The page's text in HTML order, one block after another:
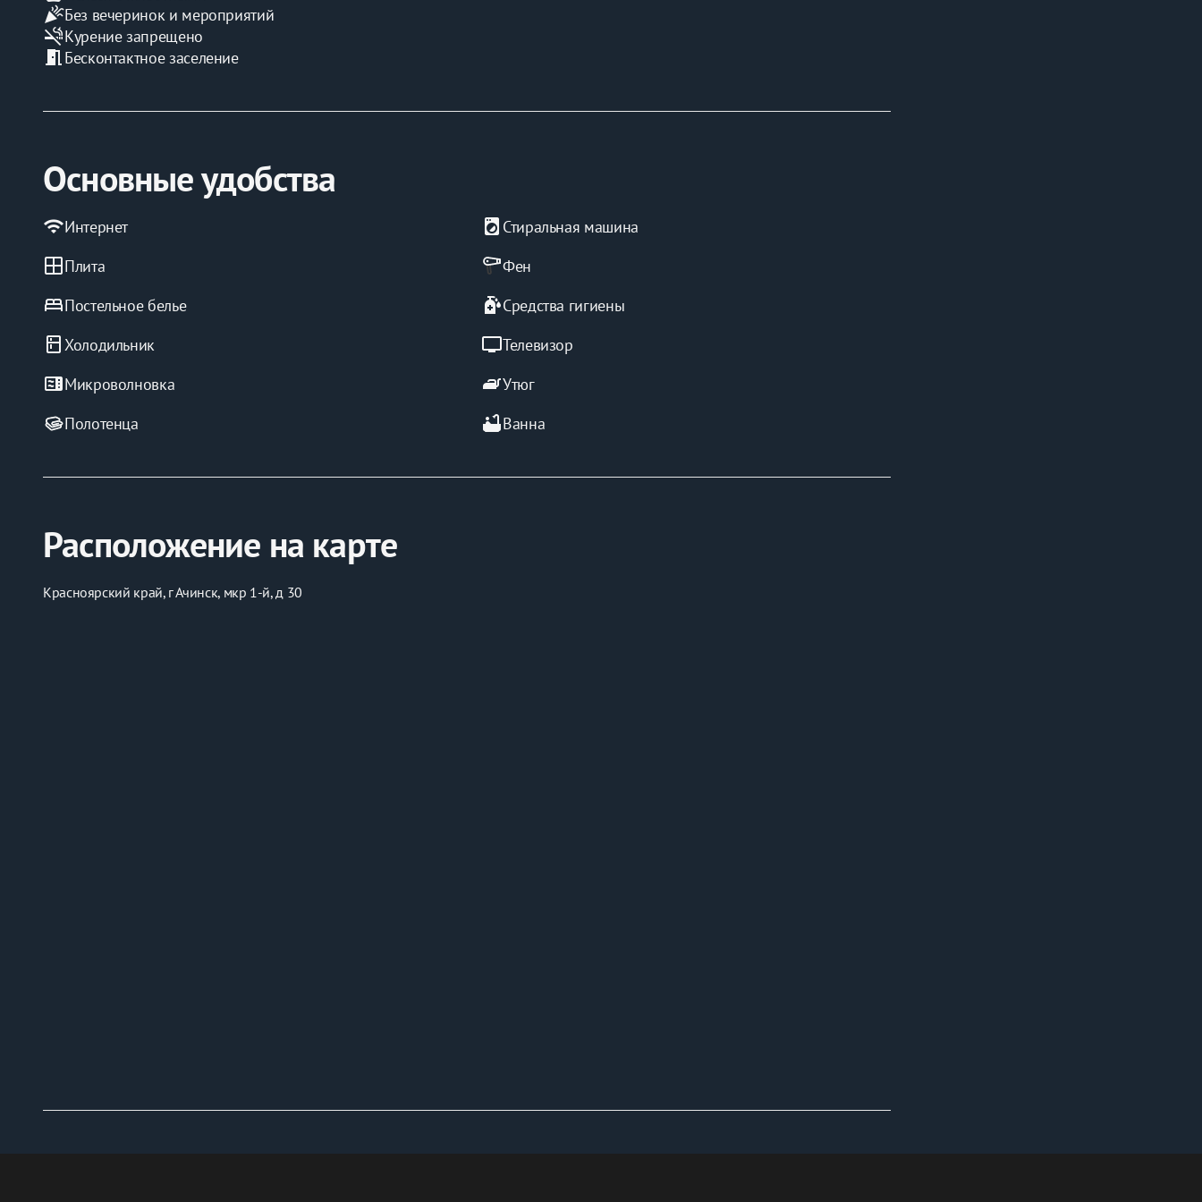
‼️ВЫЕЗД ДО 12-00
ИП Мафтеева А.А.
ИНН 244302471205
celebrationБез вечеринок и мероприятий
smoke_freeКурение запрещено
meeting_room Бесконтактное заселение
Основные удобства
wifiИнтернет local_laundry_service Стиральная машина
windowПлита Фен
bedПостельное белье sanitizerСредства гигиены
kitchen Холодильник tvТелевизор
microwaveМикроволновка ironУтюг
Полотенца
bathtubВанна
Расположение на карте
Красноярский край, г Ачинск, мкр 1-й, д 30